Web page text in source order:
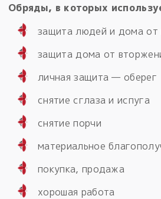
Обряды, в которых
защита людей и дома от
защита дома от
личная защита — оберег
снятие сглаза и испуга
снятие порчи
материальное
покупка, продажа
хорошая работа